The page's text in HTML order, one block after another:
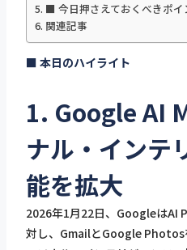
■ 今日押さえておくべきポイ
関連記事
■ 本日のハイライト
1. Google AI
ナル・インテ
能を拡大
2026年1月22日、GoogleはAI
対し、GmailとGoogle